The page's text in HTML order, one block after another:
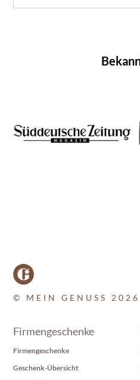
© MEIN GENUSS 2026
Firmengeschenke
Firmengeschenke
Geschenk-Übersicht